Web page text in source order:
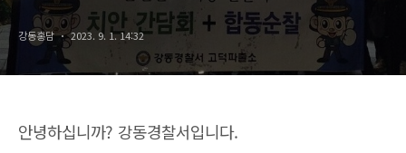
강동홍담 2023. 9. 1. 14:32
안녕하십니까? 강동경찰서입니다.